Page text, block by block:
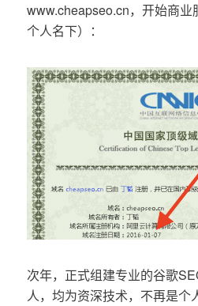
www.cheapseo.cn，开始商
个人名下）：
次年，正式组建专业的谷歌
人，均为资深技术，不再是个